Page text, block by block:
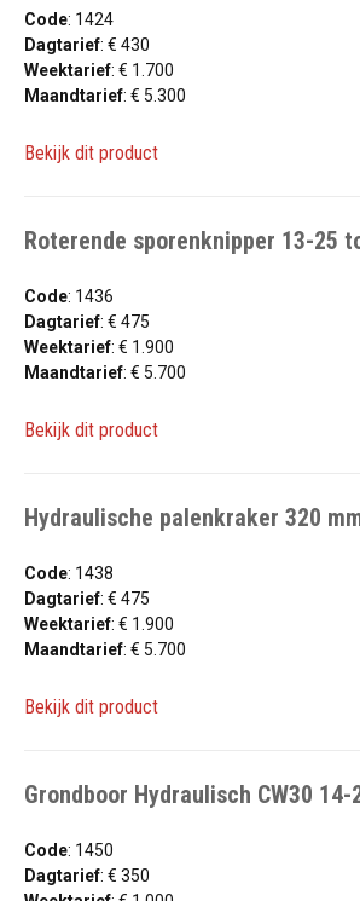
Code: 1424
Dagtarief: € 430
Weektarief: € 1.700
Maandtarief: € 5.300
Bekijk dit product
Roterende sporenknipper 13-25
Code: 1436
Dagtarief: € 475
Weektarief: € 1.900
Maandtarief: € 5.700
Bekijk dit product
Hydraulische palenkraker 320
Code: 1438
Dagtarief: € 475
Weektarief: € 1.900
Maandtarief: € 5.700
Bekijk dit product
Grondboor Hydraulisch CW30 14-
Code: 1450
Dagtarief: € 350